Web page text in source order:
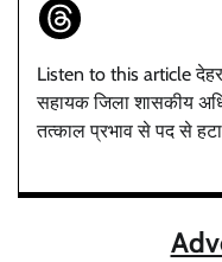
Listen to this article
सहायक जिला शासकीय
तत्काल प्रभाव से पद से